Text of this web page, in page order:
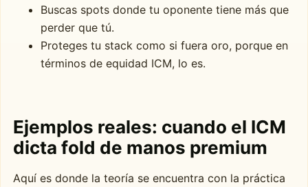
Buscas spots donde tu oponente tiene más que
perder que tú.
Proteges tu stack como si fuera oro, porque en
términos de equidad ICM, lo es.
Ejemplos reales: cuando el ICM
dicta fold de manos premium
Aquí es donde la teoría se encuentra con la práctica